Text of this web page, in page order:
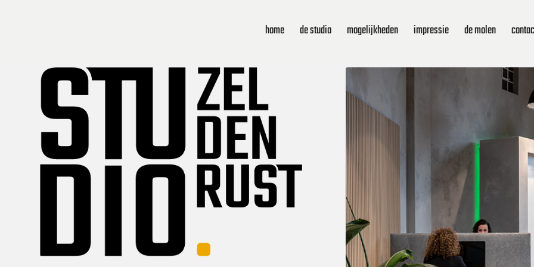
home de studio mogelijkheden impressie de molen